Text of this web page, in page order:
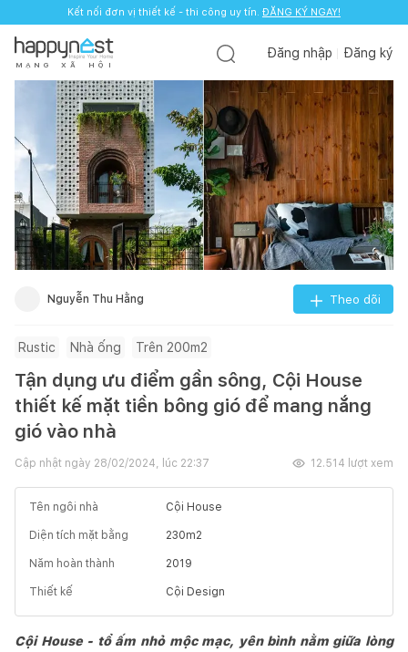
Kết nối đơn vị thiết kế - thi công uy tín. ĐĂNG KÝ NGAY!
M Ạ N G X Ã H Ộ I
Đăng nhập Đăng ký
Nguyễn Thu Hằng Theo dõi
Rustic Nhà ống Trên 200m2
Tận dụng ưu điểm gần sông, Cội House
thiết kế mặt tiền bông gió để mang nắng
gió vào nhà
Cập nhật ngày 28/02/2024, lúc 22:37 12.514 lượt xem
Tên ngôi nhà Cội House
Diện tích mặt bằng 230m2
Năm hoàn thành 2019
Thiết kế Cội Design
Cội House - tổ ấm nhỏ mộc mạc, yên bình nằm giữa lòng